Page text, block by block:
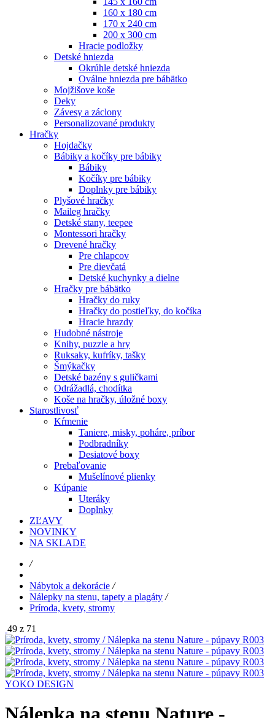
160 x 180 cm
170 x 240 cm
200 x 300 cm
Hracie podložky
Detské hniezda
Okrúhle detské hniezda
Oválne hniezda pre bábätko
Mojžišove koše
Deky
Závesy a záclony
Personalizované produkty
Hračky
Hojdačky
Bábiky a kočíky pre bábiky
Bábiky
Kočíky pre bábiky
Doplnky pre bábiky
Plyšové hračky
Maileg hračky
Detské stany, teepee
Montessori hračky
Drevené hračky
Pre chlapcov
Pre dievčatá
Detské kuchynky a dielne
Hračky pre bábätko
Hračky do ruky
Hračky do postieľky, do kočíka
Hracie hrazdy
Hudobné nástroje
Knihy, puzzle a hry
Ruksaky, kufríky, tašky
Šmýkačky
Detské bazény s guličkami
Odrážadlá, chodítka
Koše na hračky, úložné boxy
Starostlivosť
Kŕmenie
Taniere, misky, poháre, príbor
Podbradníky
Desiatové boxy
Prebaľovanie
Mušelínové plienky
Kúpanie
Uteráky
Doplnky
ZĽAVY
NOVINKY
NA SKLADE
/
Nábytok a dekorácie /
Nálepky na stenu, tapety a plagáty /
Príroda, kvety, stromy
49 z 71
YOKO DESIGN